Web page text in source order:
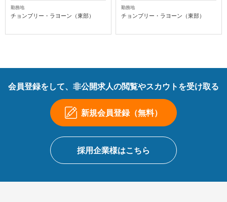
勤務地
チョンブリー・ラヨーン（東部）
勤務地
チョンブリー・ラヨーン（東部）
会員登録をして、非公開求人の閲覧やスカウトを受け取る
新規会員登録（無料）
採用企業様はこちら